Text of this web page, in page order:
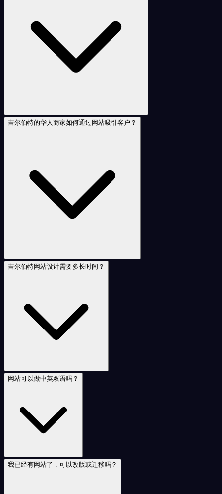
吉尔伯特的华人商家如何通过网站吸引客户？
吉尔伯特网站设计需要多长时间？
网站可以做中英双语吗？
我已经有网站了，可以改版或迁移吗？